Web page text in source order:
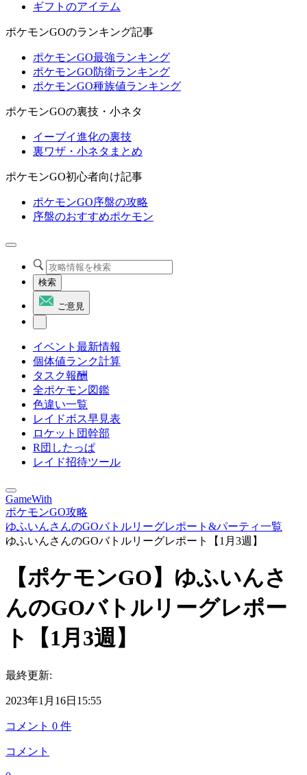
ギフトのアイテム
ポケモンGOのランキング記事
ポケモンGO最強ランキング
ポケモンGO防衛ランキング
ポケモンGO種族値ランキング
ポケモンGOの裏技・小ネタ
イーブイ進化の裏技
裏ワザ・小ネタまとめ
ポケモンGO初心者向け記事
ポケモンGO序盤の攻略
序盤のおすすめポケモン
検索
ご意見
イベント最新情報
個体値ランク計算
タスク報酬
全ポケモン図鑑
色違い一覧
レイドボス早見表
ロケット団幹部
R団したっぱ
レイド招待ツール
GameWith
ポケモンGO攻略
ゆふいんさんのGOバトルリーグレポート&パーティ一覧
ゆふいんさんのGOバトルリーグレポート【1月3週】
【ポケモンGO】ゆふいんさ
んのGOバトルリーグレポー
ト【1月3週】
最終更新:
2023年1月16日15:55
コメント 0 件
コメント